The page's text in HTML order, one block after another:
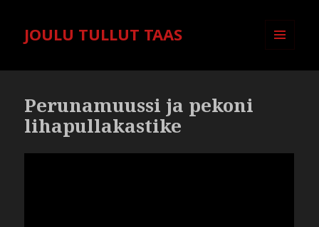
JOULU TULLUT TAAS
Perunamuussi ja pekoni
lihapullakastike